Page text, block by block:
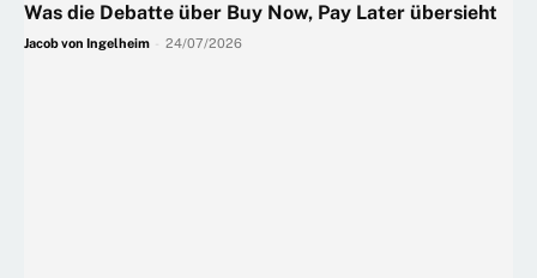
Was die Debatte über Buy Now, Pay Later übersieht
Jacob von Ingelheim 24/07/2026